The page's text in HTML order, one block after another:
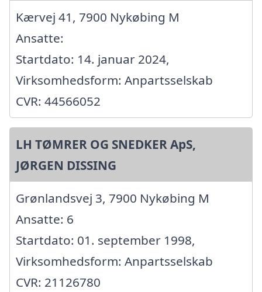
Kærvej 41, 7900 Nykøbing M
Ansatte:
Startdato: 14. januar 2024,
Virksomhedsform: Anpartsselskab
CVR: 44566052
LH TØMRER OG SNEDKER ApS,
JØRGEN DISSING
Grønlandsvej 3, 7900 Nykøbing M
Ansatte: 6
Startdato: 01. september 1998,
Virksomhedsform: Anpartsselskab
CVR: 21126780